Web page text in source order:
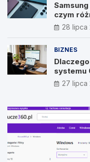
czym
28 lipca
BIZNES
systemu
Wywiad z
Vision
27 lipca